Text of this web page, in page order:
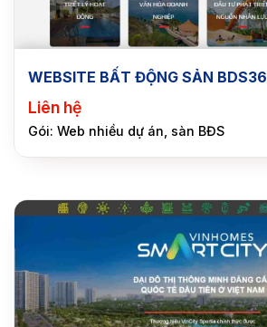
WEBSITE BẤT ĐỘNG SẢN BDS36
Liên hệ
Gói: Web nhiều dự án, sàn BĐS